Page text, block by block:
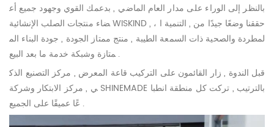
بالنظر إلى الوراء على مدار العام الماضي , بدعمك القوي وجهود جميع أع
ضاء منتجات الصلب الإنشائية WISKIND , ، حققنا وضعًا جيدًا من , التنمية ا
لمطردة والصحية ذات السمعة الطيبة , منتج ممتاز الجودة , جودة البناء الم
متازة وشبكة خدمة ما بعد البيع .
قبل الندوة , زار القائمون على التركيب قاعة المعرض , مركز التصنيع الذك
ي , مركز الابتكار وشركة SHINEMADE بالترتيب , تركت كل منطقة انطبا
عًا عميقًا على الجميع .